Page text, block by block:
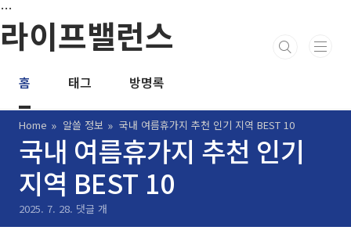
…
본문 바로가기
라이프밸런스
홈 태그 방명록
Home 알쓸 정보 국내 여름휴가지 추천 인기 지역 BEST 10
국내 여름휴가지 추천 인기
지역 BEST 10
2025. 7. 28. 댓글 개